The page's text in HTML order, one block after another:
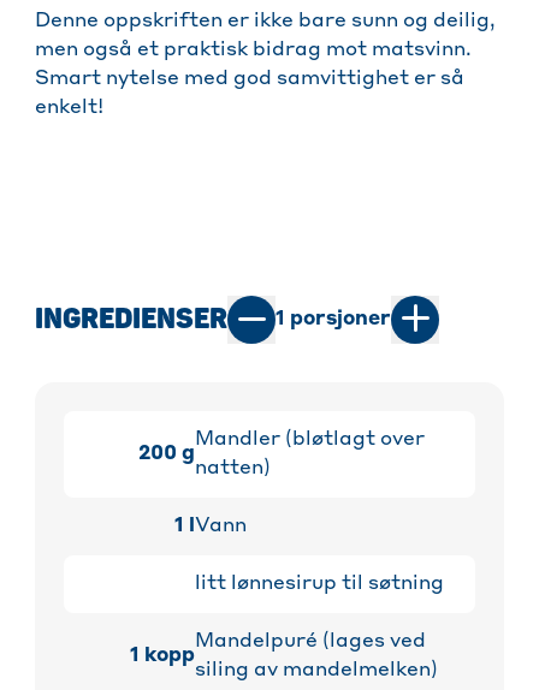
Denne oppskriften er ikke bare sunn og deilig,
men også et praktisk bidrag mot matsvinn.
Smart nytelse med god samvittighet er så
enkelt!
INGREDIENSER 1 porsjoner
200 g
Mandler (bløtlagt over
natten)
1 Vann
litt lønnesirup til søtning
1 kopp
Mandelpuré (lages ved
siling av mandelmelken)